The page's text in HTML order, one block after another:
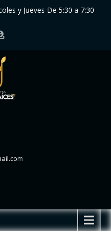
y Jueves De 5:30 a 7:30